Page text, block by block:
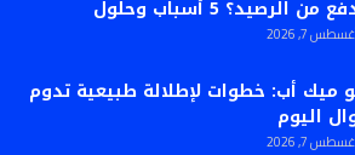
من الرصيد؟ 5 أسباب وحلول
7, 2026
ميك أب: خطوات لإطلالة طبيعية تدوم
اليوم
7, 2026